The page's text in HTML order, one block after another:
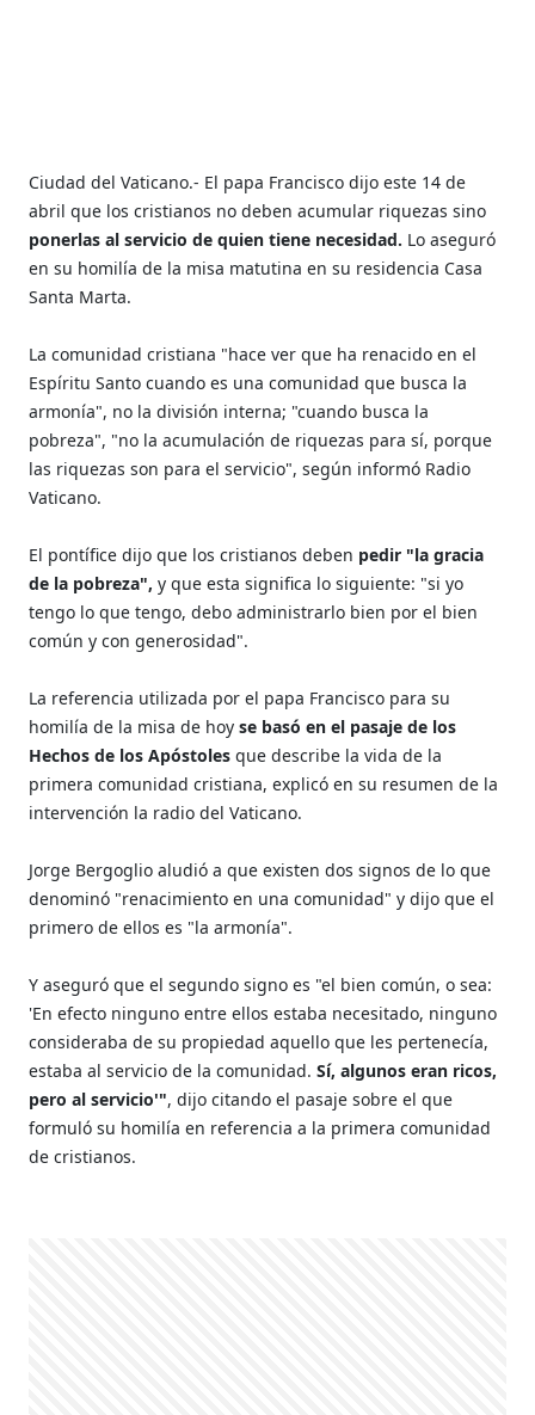
Ciudad del Vaticano.- El papa Francisco dijo este 14 de
abril que los cristianos no deben acumular riquezas sino
ponerlas al servicio de quien tiene necesidad. Lo aseguró
en su homilía de la misa matutina en su residencia Casa
Santa Marta.
La comunidad cristiana "hace ver que ha renacido en el
Espíritu Santo cuando es una comunidad que busca la
armonía", no la división interna; "cuando busca la
pobreza", "no la acumulación de riquezas para sí, porque
las riquezas son para el servicio", según informó Radio
Vaticano.
El pontífice dijo que los cristianos deben pedir "la gracia
de la pobreza", y que esta significa lo siguiente: "si yo
tengo lo que tengo, debo administrarlo bien por el bien
común y con generosidad".
La referencia utilizada por el papa Francisco para su
homilía de la misa de hoyse basó en el pasaje de los
Hechos de los Apóstoles que describe la vida de la
primera comunidad cristiana, explicó en su resumen de la
intervención la radio del Vaticano.
Jorge Bergoglio aludió a que existen dos signos de lo que
denominó "renacimiento en una comunidad" y dijo que el
primero de ellos es "la armonía".
Y aseguró que el segundo signo es "el bien común, o sea:
'En efecto ninguno entre ellos estaba necesitado, ninguno
consideraba de su propiedad aquello que les pertenecía,
estaba al servicio de la comunidad.Sí, algunos eran ricos,
pero al servicio'", dijo citando el pasaje sobre el que
formuló su homilía en referencia a la primera comunidad
de cristianos.